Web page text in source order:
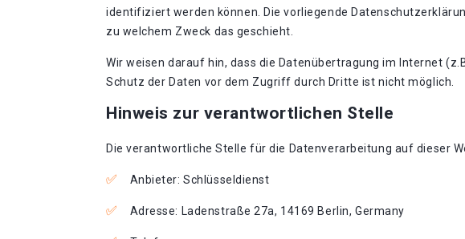
identifiziert werden können. Die vorliegende
zu welchem Zweck das geschieht.
Wir weisen darauf hin, dass die Datenübertragung im Internet
Schutz der Daten vor dem Zugriff durch Dritte ist nicht möglich.
Hinweis zur verantwortlichen Stelle
Die verantwortliche Stelle für die Datenverarbeitung auf dieser
Anbieter: Schlüsseldienst
Adresse: Ladenstraße 27a, 14169 Berlin, Germany